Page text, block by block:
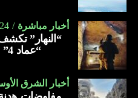
أخبار مباشرة
“النهار”
“عماد 4” مأخوذة من أوكرانيا….
أخبار الشرق